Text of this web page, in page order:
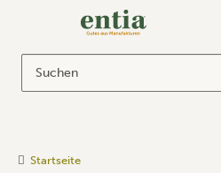
Startseite